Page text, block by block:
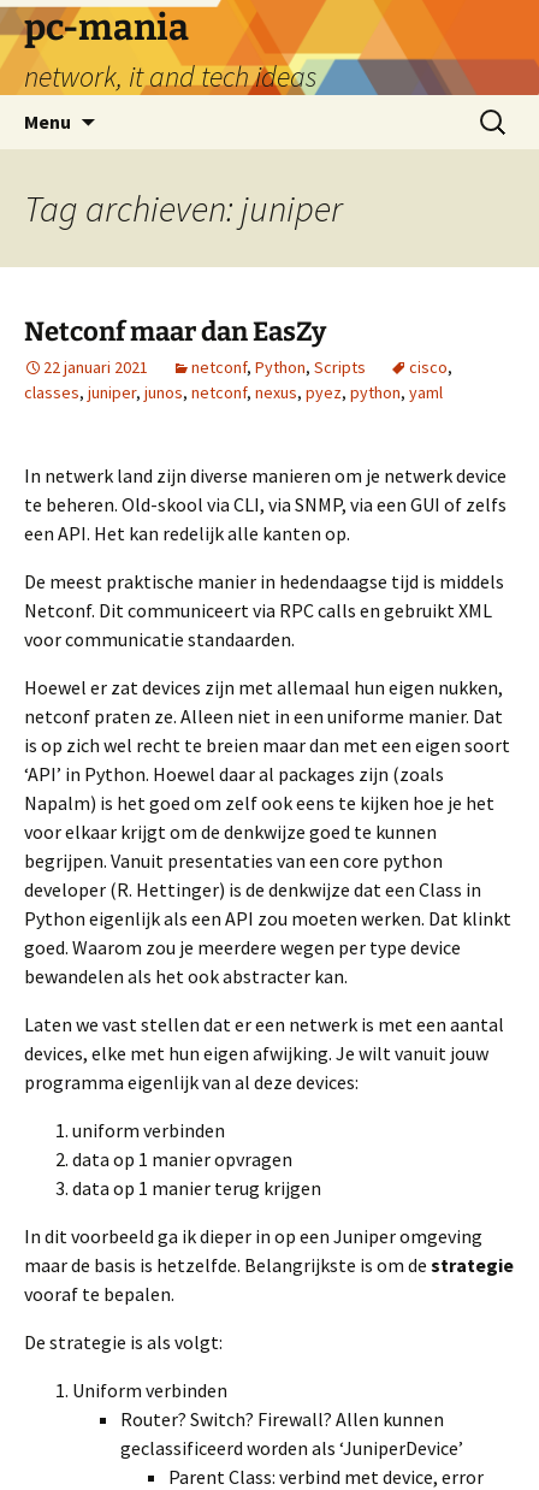
Ga
naar
de
inhoud
pc-mania
network, it and tech ideas
Menu
Zoeken
naar:
Tag archieven: juniper
Netconf maar dan EasZy
22 januari 2021 netconf, Python, Scripts cisco,
classes, juniper, junos, netconf, nexus, pyez, python, yaml
In netwerk land zijn diverse manieren om je netwerk device
te beheren. Old-skool via CLI, via SNMP, via een GUI of zelfs
een API. Het kan redelijk alle kanten op.
De meest praktische manier in hedendaagse tijd is middels
Netconf. Dit communiceert via RPC calls en gebruikt XML
voor communicatie standaarden.
Hoewel er zat devices zijn met allemaal hun eigen nukken,
netconf praten ze. Alleen niet in een uniforme manier. Dat
is op zich wel recht te breien maar dan met een eigen soort
‘API’ in Python. Hoewel daar al packages zijn (zoals
Napalm) is het goed om zelf ook eens te kijken hoe je het
voor elkaar krijgt om de denkwijze goed te kunnen
begrijpen. Vanuit presentaties van een core python
developer (R. Hettinger) is de denkwijze dat een Class in
Python eigenlijk als een API zou moeten werken. Dat klinkt
goed. Waarom zou je meerdere wegen per type device
bewandelen als het ook abstracter kan.
Laten we vast stellen dat er een netwerk is met een aantal
devices, elke met hun eigen afwijking. Je wilt vanuit jouw
programma eigenlijk van al deze devices:
uniform verbinden
data op 1 manier opvragen
data op 1 manier terug krijgen
In dit voorbeeld ga ik dieper in op een Juniper omgeving
maar de basis is hetzelfde. Belangrijkste is om de strategie
vooraf te bepalen.
De strategie is als volgt:
Uniform verbinden
Router? Switch? Firewall? Allen kunnen
geclassificeerd worden als ‘JuniperDevice’
Parent Class: verbind met device, error